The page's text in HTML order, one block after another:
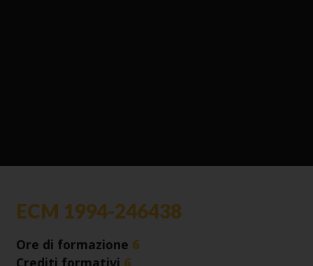
ECM 1994-246438
Ore di formazione 6
Crediti formativi 6